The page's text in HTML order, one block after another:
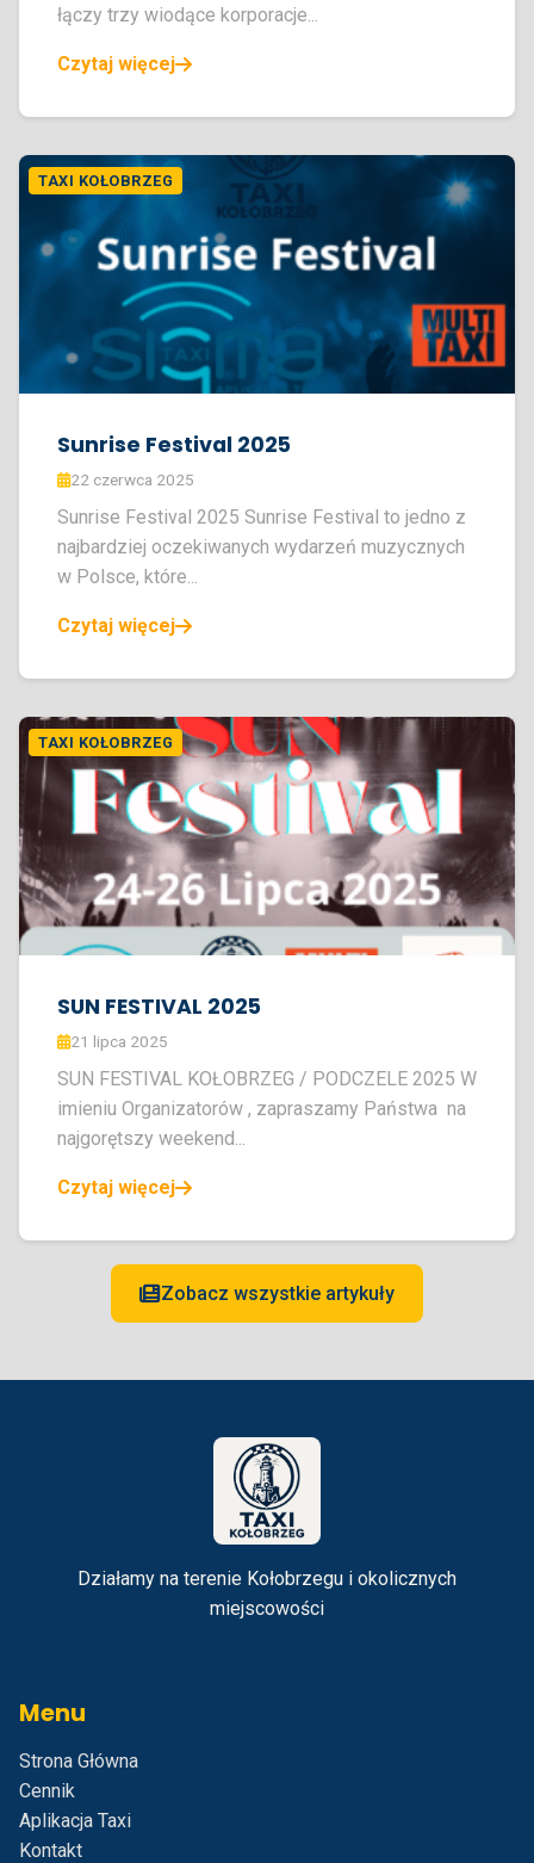
łączy trzy wiodące korporacje...
Czytaj więcej
TAXI KOŁOBRZEG
Sunrise Festival 2025
22 czerwca 2025
Sunrise Festival 2025 Sunrise Festival to jedno z
najbardziej oczekiwanych wydarzeń muzycznych
w Polsce, które...
Czytaj więcej
TAXI KOŁOBRZEG
SUN FESTIVAL 2025
21 lipca 2025
SUN FESTIVAL KOŁOBRZEG / PODCZELE 2025 W
imieniu Organizatorów , zapraszamy Państwa na
najgorętszy weekend...
Czytaj więcej
Zobacz wszystkie artykuły
Działamy na terenie Kołobrzegu i okolicznych
miejscowości
Menu
Strona Główna
Cennik
Aplikacja Taxi
Kontakt